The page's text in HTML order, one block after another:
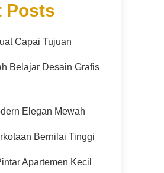
Posts
Capai Tujuan
Belajar Desain Grafis
Elegan Mewah
Bernilai Tinggi
Apartemen Kecil